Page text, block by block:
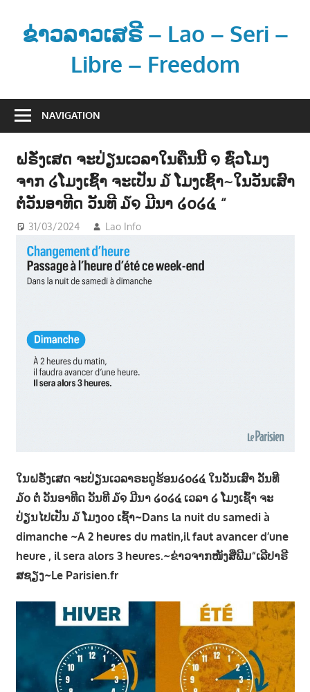
contentຂ່າວລາວເສຣີ – Lao – Seri –
Libre – Freedom
າ
ລ
ະ
ຂໍ້
ນ
NAVIGATION
ຝຣັ່ງເສດ ຈະປ່ຽນເວລາໃນຄືນນີ້ ໑ ຊົ່ວໂມງ
ຈາກ ໒ໂມງເຊົ້າ ຈະເປັນ ໓ ໂມງເຊົ້າ~ໃນວັນເສົາ
ຕໍ່ວັນອາທີດ ວັນທີ ໓໑ ມີນາ ໒໐໒໔ “
31/03/2024 Lao Info
ໃນຝຣັ່ງເສດ ຈະປ່ຽນເວລາຣະດູຮ້ອນ໒໐໒໔ ໃນວັນເສົາ ວັນທີ
໓໐ ຕໍ່ ວັນອາທີດ ວັນທີ ໓໑ ມີນາ ໒໐໒໔ ເວລາ ໒ ໂມງເຊົ້າ ຈະ
ປ່ຽນໄປເປັນ ໓ ໂມງ໐໐ ເຊົ້າ~Dans la nuit du samedi à
dimanche ~A 2 heures du matin,il faut avancer d’une
heure , il sera alors 3 heures.~ຂ່າວຈາກໜັງສືພີມ“ເລີປາຣີ
ສຊຽງ~Le Parisien.fr